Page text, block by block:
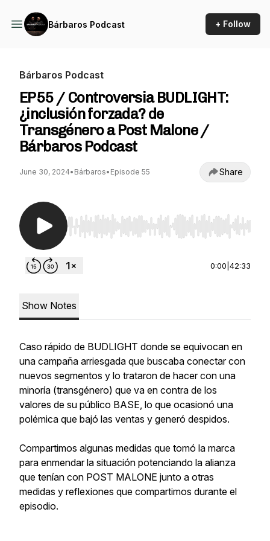
Bárbaros Podcast + Follow
Bárbaros Podcast
EP55 / Controversia BUDLIGHT:
¿inclusión forzada? de
Transgénero a Post Malone /
Bárbaros Podcast
June 30, 2024• Bárbaros• Episode 55 Share
Use Left/Right to seek, Home/End to jump to
0:00 42:33
Show Notes
Caso rápido de BUDLIGHT donde se equivocan en
una campaña arriesgada que buscaba conectar con
nuevos segmentos y lo trataron de hacer con una
minoría (transgénero) que va en contra de los
valores de su público BASE, lo que ocasionó una
polémica que bajó las ventas y generó despidos.
Compartimos algunas medidas que tomó la marca
para enmendar la situación potenciando la alianza
que tenían con POST MALONE junto a otras
medidas y reflexiones que compartimos durante el
episodio.